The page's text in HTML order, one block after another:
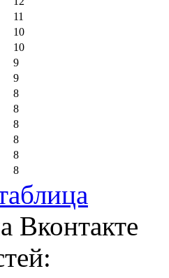
11
10
10
9
9
8
8
8
8
8
8
Вконтакте